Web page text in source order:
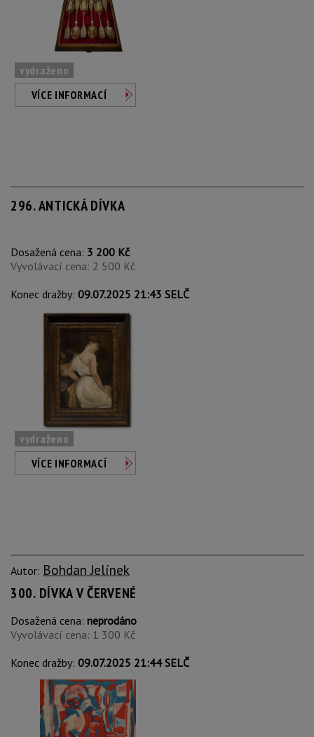
vydraženo
VÍCE INFORMACÍ
296. ANTICKÁ DÍVKA
Dosažená cena: 3 200 Kč
Vyvolávací cena: 2 500 Kč
Konec dražby: 09.07.2025 21:43 SELČ
vydraženo
VÍCE INFORMACÍ
Autor: Bohdan Jelínek
300. DÍVKA V ČERVENÉ
Dosažená cena: neprodáno
Vyvolávací cena: 1 300 Kč
Konec dražby: 09.07.2025 21:44 SELČ